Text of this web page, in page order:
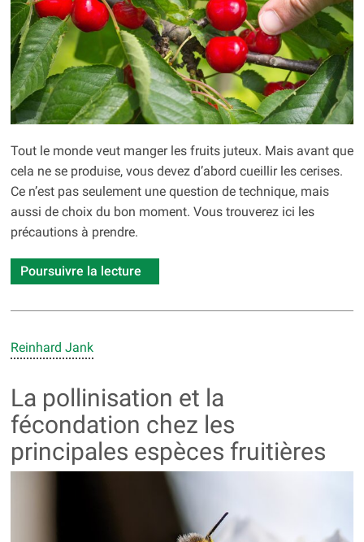
Tout le monde veut manger les fruits juteux. Mais avant que
cela ne se produise, vous devez d’abord cueillir les cerises.
Ce n’est pas seulement une question de technique, mais
aussi de choix du bon moment. Vous trouverez ici les
précautions à prendre.
Poursuivre la lecture
Reinhard Jank
La pollinisation et la
fécondation chez les
principales espèces fruitières